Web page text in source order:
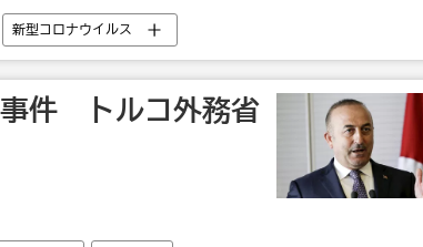
新型コロナウイルス
事件 トルコ外務省